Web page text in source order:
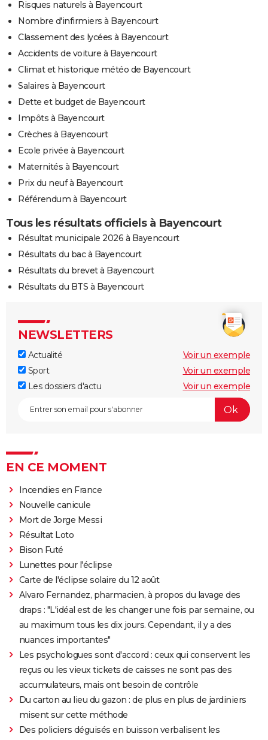
Risques naturels à Bayencourt
Nombre d'infirmiers à Bayencourt
Classement des lycées à Bayencourt
Accidents de voiture à Bayencourt
Climat et historique météo de Bayencourt
Salaires à Bayencourt
Dette et budget de Bayencourt
Impôts à Bayencourt
Crèches à Bayencourt
Ecole privée à Bayencourt
Maternités à Bayencourt
Prix du neuf à Bayencourt
Référendum à Bayencourt
Tous les résultats officiels à Bayencourt
Résultat municipale 2026 à Bayencourt
Résultats du bac à Bayencourt
Résultats du brevet à Bayencourt
Résultats du BTS à Bayencourt
NEWSLETTERS
Actualité
Voir un exemple
Sport
Voir un exemple
Les dossiers d'actu
Voir un exemple
EN CE MOMENT
Incendies en France
Nouvelle canicule
Mort de Jorge Messi
Résultat Loto
Bison Futé
Lunettes pour l'éclipse
Carte de l'éclipse solaire du 12 août
Alvaro Fernandez, pharmacien, à propos du lavage des
draps : "L'idéal est de les changer une fois par semaine, ou
au maximum tous les dix jours. Cependant, il y a des
nuances importantes"
Les psychologues sont d'accord : ceux qui conservent les
reçus ou les vieux tickets de caisses ne sont pas des
accumulateurs, mais ont besoin de contrôle
Du carton au lieu du gazon : de plus en plus de jardiniers
misent sur cette méthode
Des policiers déguisés en buisson verbalisent les